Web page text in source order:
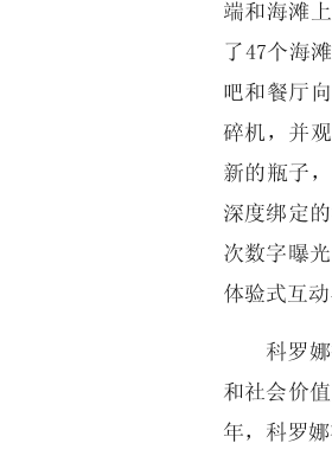
端和海滩
了47个海
吧和餐厅
碎机，并
新的瓶子
深度绑定
次数字曝
体验式互
科罗
和社会价
年，科罗